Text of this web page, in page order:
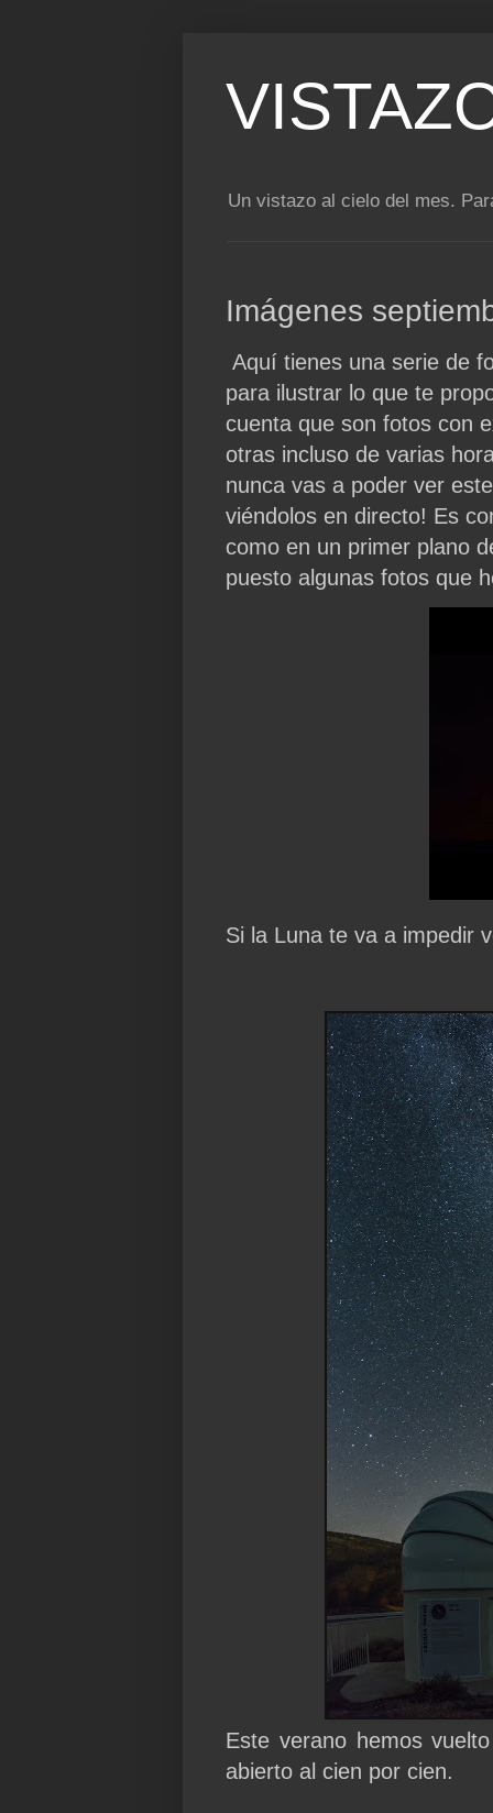
Un vistazo al cielo del mes.
Imágenes
Aquí tienes una serie de
para ilustrar lo que te
cuenta que son fotos con
otras incluso de varias
nunca vas a poder ver
viéndolos en directo! Es
como en un primer plano
puesto algunas fotos que
Si la Luna te va a impedir
Este verano hemos
abierto al cien por cien.